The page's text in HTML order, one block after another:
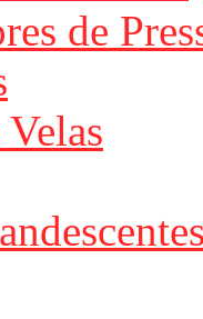
de